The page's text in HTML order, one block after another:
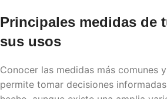
Principales medidas de
sus usos
Conocer las medidas más comunes
permite tomar decisiones